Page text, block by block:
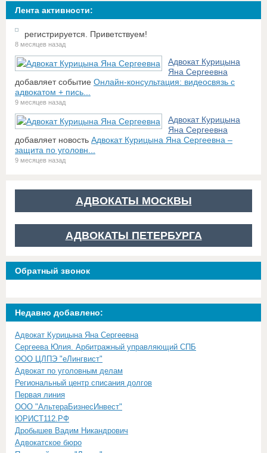
Лента активности:
регистрируется. Приветствуем!
8 месяцев назад
Адвокат Курицына
Яна Сергеевна
добавляет событие Онлайн-консультация: видеосвязь с
адвокатом + пись...
9 месяцев назад
Адвокат Курицына
Яна Сергеевна
добавляет новость Адвокат Курицына Яна Сергеевна –
защита по уголовн...
9 месяцев назад
АДВОКАТЫ МОСКВЫ
АДВОКАТЫ ПЕТЕРБУРГА
Обратный звонок
Недавно добавлено:
Адвокат Курицына Яна Сергеевна
Сергеева Юлия. Арбитражный управляющий СПБ
ООО ЦЛПЭ "еЛингвист"
Адвокат по уголовным делам
Региональный центр списания долгов
Первая линия
ООО "АльтераБизнесИнвест"
ЮРИСТ112.РФ
Дробышев Вадим Никандрович
Адвокатское бюро